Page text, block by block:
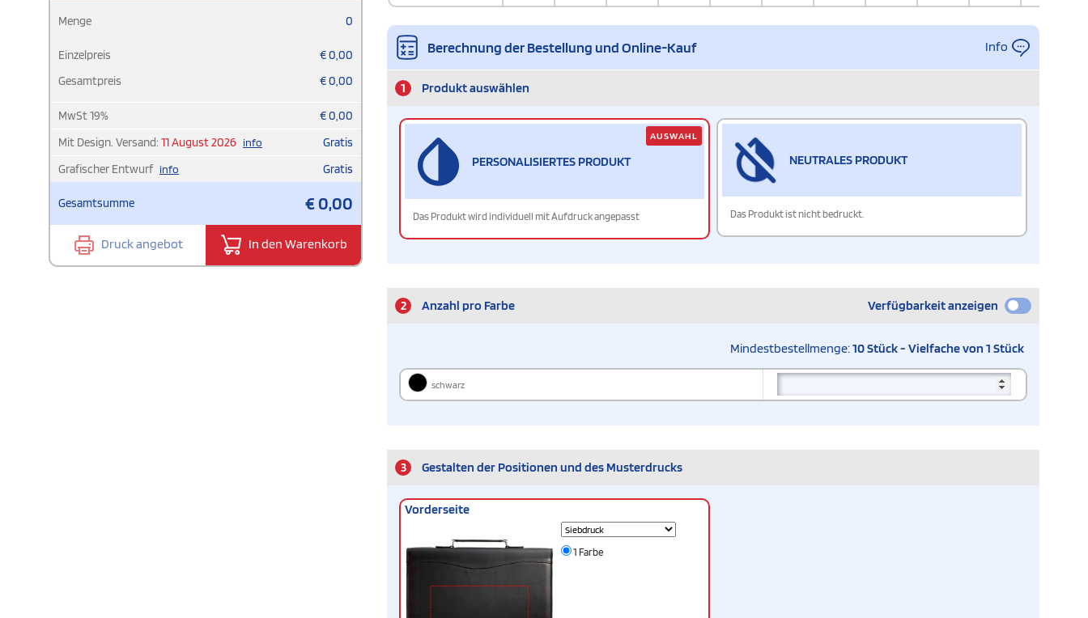
Menge 0
Einzelpreis €0,00
Gesamtpreis
€0,00
MwSt19% €0,00
Mit Design. Versand: 11 August 2026 info
Gratis
Grafischer Entwurf info Gratis
Gesamtsumme €0,00
Druck angebot In den Warenkorb
Berechnung der Bestellung und Online-Kauf Info
1 Produkt auswählen
PERSONALISIERTES PRODUKT
Das Produkt wird individuell mit Aufdruck angepasst
AUSWAHL
NEUTRALES PRODUKT
Das Produkt ist nicht bedruckt.
2 Anzahl pro Farbe Verfügbarkeit anzeigen
Mindestbestellmenge:10 Stück - Vielfache von 1 Stück
schwarz
3 Gestalten der Positionen und des Musterdrucks
Vorderseite
1 Farbe